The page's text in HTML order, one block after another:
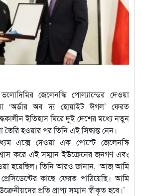
জেলেনস্কি পোল্যান্ডের দেওয়া
‘অর্ডার অব দ্য হোয়াইট ঈগল’ ফেরত
ইতিহাস ঘিরে দুই দেশের মধ্যে নতুন
হওয়ার পর তিনি এই সিদ্ধান্ত নেন।
এক্সে দেওয়া এক পোস্টে জেলেনস্কি
করে এই সম্মান ইউক্রেনের জনগণ এবং
হয়েছিল। তিনি আরও জানান, ‘আজ আমি
কাছে ফেরত পাঠিয়েছি। আমি
প্রতি প্রাপ্য সম্মান স্বীকৃত হবে।’